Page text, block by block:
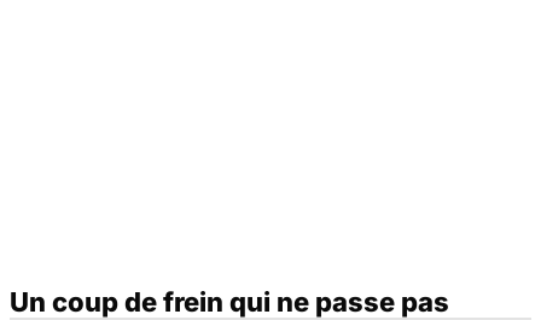
Un coup de frein qui ne passe pas